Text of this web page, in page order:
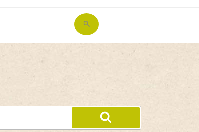
Search
for: